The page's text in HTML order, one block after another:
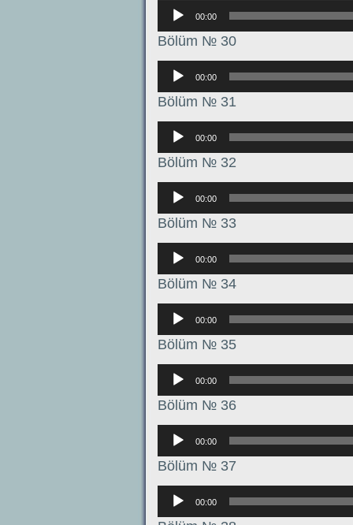
Аудиоплеер
00:00
Bölüm № 30
Аудиоплеер
00:00
Bölüm № 31
Аудиоплеер
00:00
Bölüm № 32
Аудиоплеер
00:00
Bölüm № 33
Аудиоплеер
00:00
Bölüm № 34
Аудиоплеер
00:00
Bölüm № 35
Аудиоплеер
00:00
Bölüm № 36
Аудиоплеер
00:00
Bölüm № 37
Аудиоплеер
00:00